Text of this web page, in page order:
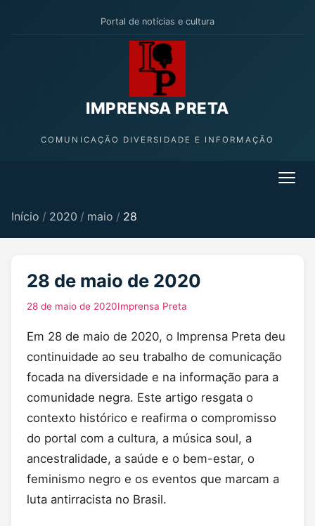
Portal de notícias e cultura
IMPRENSA PRETA
COMUNICAÇÃO DIVERSIDADE E INFORMAÇÃO
Início / 2020 / maio / 28
28 de maio de 2020
28 de maio de 2020Imprensa Preta
Em 28 de maio de 2020, o Imprensa Preta deu
continuidade ao seu trabalho de comunicação
focada na diversidade e na informação para a
comunidade negra. Este artigo resgata o
contexto histórico e reafirma o compromisso
do portal com a cultura, a música soul, a
ancestralidade, a saúde e o bem-estar, o
feminismo negro e os eventos que marcam a
luta antirracista no Brasil.